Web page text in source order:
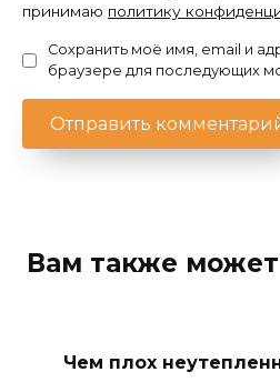
принимаю политику
Сохранить моё имя, email и
браузере для последующих
Вам также
Чем плох